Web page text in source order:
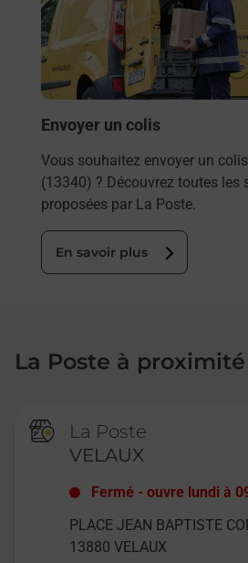
Envoyer un colis
Vous souhaitez envoyer un
(13340) ? Découvrez toutes les
proposées par La Poste.
En savoir plus
La Poste à proximité
La Poste
VELAUX
Fermé -ouvre lundi à
PLACE JEAN BAPTISTE
13880 VELAUX